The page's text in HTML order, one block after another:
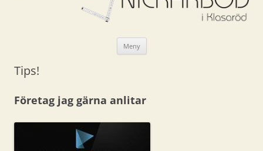
Meny Hoppa
Tips!
Företag jag gärna anlitar